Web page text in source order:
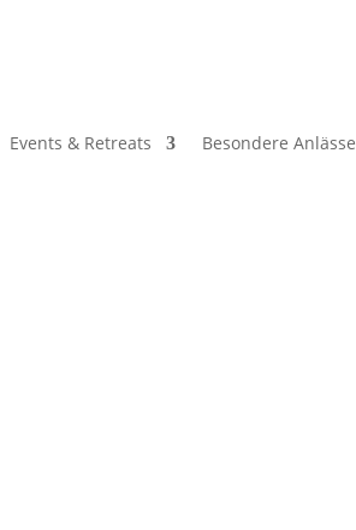
Events & Retreats Besondere Anlässe